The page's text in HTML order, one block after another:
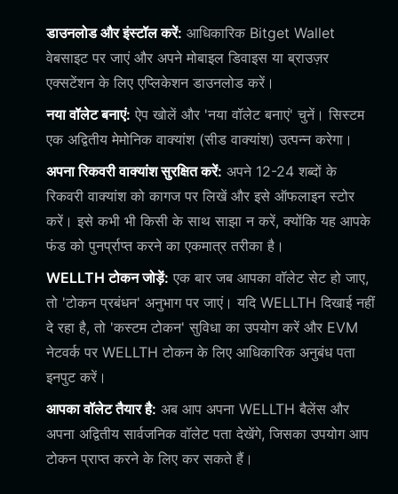
डाउनलोड और इंस्टॉल करें: आधिकारिक Bitget Wallet
वेबसाइट पर जाएं और अपने मोबाइल डिवाइस या ब्राउज़र
एक्सटेंशन के लिए एप्लिकेशन डाउनलोड करें।
नया वॉलेट बनाएं: ऐप खोलें और 'नया वॉलेट बनाएं' चुनें। सिस्टम
एक अद्वितीय मेमोनिक वाक्यांश (सीड वाक्यांश) उत्पन्न करेगा।
अपना रिकवरी वाक्यांश सुरक्षित करें: अपने 12-24 शब्दों के
रिकवरी वाक्यांश को कागज पर लिखें और इसे ऑफलाइन स्टोर
करें। इसे कभी भी किसी के साथ साझा न करें, क्योंकि यह आपके
फंड को पुनर्प्राप्त करने का एकमात्र तरीका है।
WELLTH टोकन जोड़ें: एक बार जब आपका वॉलेट सेट हो जाए,
तो 'टोकन प्रबंधन' अनुभाग पर जाएं। यदि WELLTH दिखाई नहीं
दे रहा है, तो 'कस्टम टोकन' सुविधा का उपयोग करें और EVM
नेटवर्क पर WELLTH टोकन के लिए आधिकारिक अनुबंध पता
इनपुट करें।
आपका वॉलेट तैयार है: अब आप अपना WELLTH बैलेंस और
अपना अद्वितीय सार्वजनिक वॉलेट पता देखेंगे, जिसका उपयोग आप
टोकन प्राप्त करने के लिए कर सकते हैं।